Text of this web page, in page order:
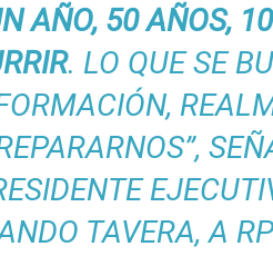
Vallarta Registra 80% De Avance En
De Inseguridad En Puerto
A Emprendedores Locales En La
Puerto Vallarta
De Víctima De Abuso Sexual
Reporte De Posible Crematorio
De La Principal Avenida Turística De
El Transporte Público En
AÑO, 50 AÑOS,
. LO QUE SE
TAVERA, A